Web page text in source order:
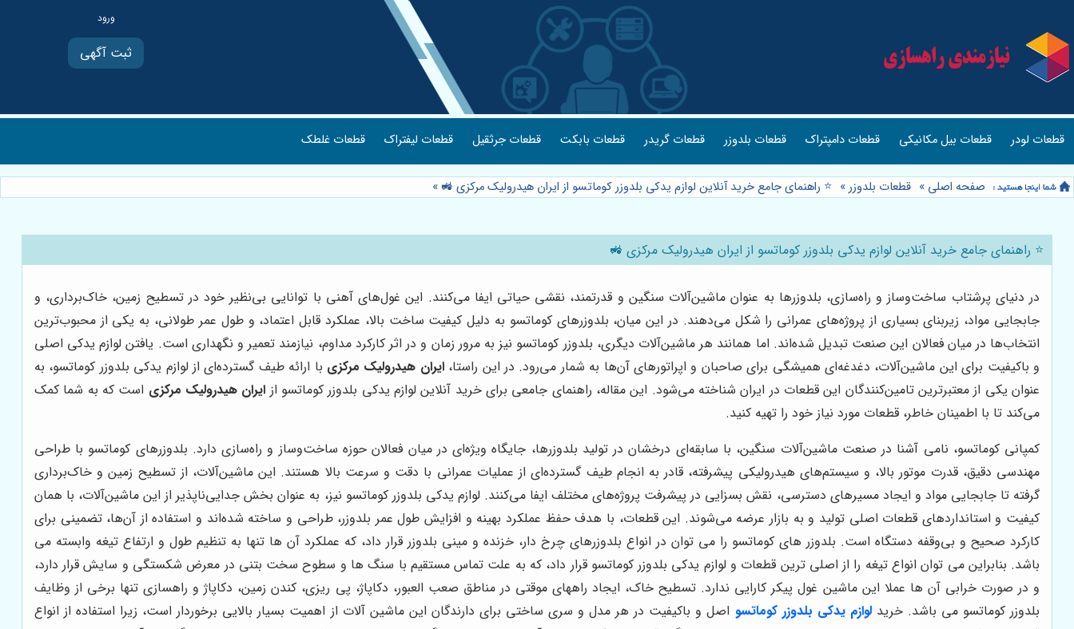
ثبت آگهی
قطعات لودر قطعات بیل مکانیکی قطعات دامپتراک قطعات بلدوزر قطعات گریدر قطعات بابکت قطعات جرثقیل قطعات لیفتراک قطعات غلطک
صفحه اصلی » قطعات بلدوزر» ⭐️ راهنمای جامع خرید آنلاین لوازم یدکی بلدوزر کوماتسو از ایران هیدرولیک مرکزی 🚜 »
⭐️ راهنمای جامع خرید آنلاین لوازم یدکی بلدوزر کوماتسو از ایران هیدرولیک مرکزی 🚜
در دنیای پرشتاب ساخت‌وساز و راه‌سازی، بلدوزرها به عنوان ماشین‌آلات سنگین و قدرتمند، نقشی حیاتی ایفا می‌کنند. این غول‌های آهنی با توانایی بی‌نظیر خود در تسطیح زمین، خاک‌برداری، و
جابجایی مواد، زیربنای بسیاری از پروژه‌های عمرانی را شکل می‌دهند. در این میان، بلدوزرهای کوماتسو به دلیل کیفیت ساخت بالا، عملکرد قابل اعتماد، و طول عمر طولانی، به یکی از محبوب‌ترین
انتخاب‌ها در میان فعالان این صنعت تبدیل شده‌اند. اما همانند هر ماشین‌آلات دیگری، بلدوزر کوماتسو نیز به مرور زمان و در اثر کارکرد مداوم، نیازمند تعمیر و نگهداری است. یافتن لوازم یدکی اصلی
و باکیفیت برای این ماشین‌آلات، دغدغه‌ای همیشگی برای صاحبان و اپراتورهای آن‌ها به شمار می‌رود. در این راستا،ایران هیدرولیک مرکزی با ارائه طیف گسترده‌ای از لوازم یدکی بلدوزر کوماتسو، به
عنوان یکی از معتبرترین تامین‌کنندگان این قطعات در ایران شناخته می‌شود. این مقاله، راهنمای جامعی برای خرید آنلاین لوازم یدکی بلدوزر کوماتسو از ایران هیدرولیک مرکزی است که به شما کمک
می‌کند تا با اطمینان خاطر، قطعات مورد نیاز خود را تهیه کنید.
کمپانی کوماتسو، نامی آشنا در صنعت ماشین‌آلات سنگین، با سابقه‌ای درخشان در تولید بلدوزرها، جایگاه ویژه‌ای در میان فعالان حوزه ساخت‌وساز و راه‌سازی دارد. بلدوزرهای کوماتسو با طراحی
مهندسی دقیق، قدرت موتور بالا، و سیستم‌های هیدرولیکی پیشرفته، قادر به انجام طیف گسترده‌ای از عملیات عمرانی با دقت و سرعت بالا هستند. این ماشین‌آلات، از تسطیح زمین و خاک‌برداری
گرفته تا جابجایی مواد و ایجاد مسیرهای دسترسی، نقش بسزایی در پیشرفت پروژه‌های مختلف ایفا می‌کنند. لوازم یدکی بلدوزر کوماتسو نیز، به عنوان بخش جدایی‌ناپذیر از این ماشین‌آلات، با همان
کیفیت و استانداردهای قطعات اصلی تولید و به بازار عرضه می‌شوند. این قطعات، با هدف حفظ عملکرد بهینه و افزایش طول عمر بلدوزر، طراحی و ساخته شده‌اند و استفاده از آن‌ها، تضمینی برای
کارکرد صحیح و بی‌وقفه دستگاه است. بلدوزر های کوماتسو را می توان در انواع بلدوزرهای چرخ دار، خزنده و مینی بلدوزر قرار داد، که عملکرد آن ها تنها به تنظیم طول و ارتفاع تیغه وابسته می
باشد. بنابراین می توان انواع تیغه را از اصلی ترین قطعات و لوازم یدکی بلدوزر کوماتسو قرار داد، که به علت تماس مستقیم با سنگ ها و سطوح سخت بتنی در معرض شکستگی و سایش قرار دارد،
و در صورت خرابی آن ها عملا این ماشین غول پیکر کارایی ندارد. تسطیح خاک، ایجاد راههای موقتی در مناطق صعب العبور، دکاپاژ، پی ریزی، کندن زمین، دکاپاژ و راهسازی تنها برخی از وظایف
بلدوزر کوماتسو می باشد. خرید لوازم یدکی بلدوزر کوماتسو اصل و باکیفیت در هر مدل و سری ساختی برای دارندگان این ماشین آلات از اهمیت بسیار بالایی برخوردار است، زیرا استفاده از انواع